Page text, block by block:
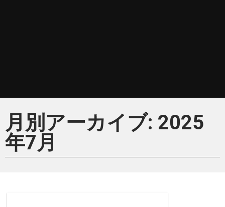
月別アーカイブ: 2025
年7月